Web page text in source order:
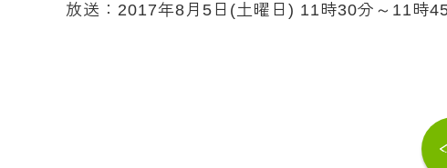
放送：2017年8月5日(土曜日) 11時30分～11時